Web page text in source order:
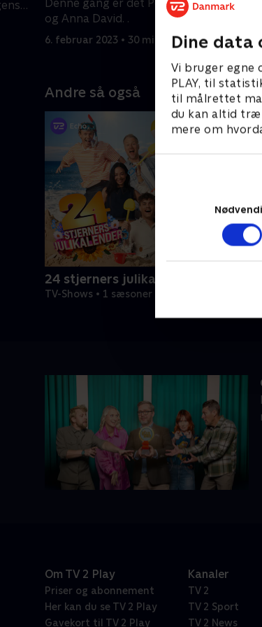
Dine data
Vi bruger egne
PLAY, til
til målrettet
du kan altid
mere om
Denne gang er det Pelle E. Hebsgaard
og Anna David. .
6. februar 2023 • 30 min
Andre så også
24 stjerners julikalender
TV-Shows • 1 sæsoner
Om TV 2 Play
Priser og abonnement
Her kan du se TV 2 Play
Gavekort til TV 2 Play
Kanaler
TV 2
TV 2 Sport
TV 2 News